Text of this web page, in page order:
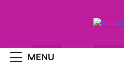
MENU